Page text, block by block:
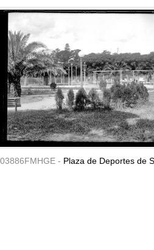
03886FMHGE - Plaza de Deportes de